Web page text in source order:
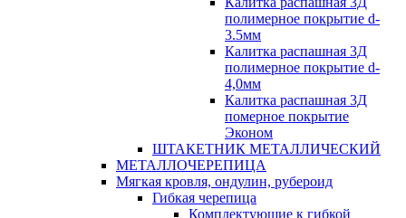
полимерное покрытие d-
3.5мм
Калитка распашная 3Д
полимерное покрытие d-
4,0мм
Калитка распашная 3Д
померное покрытие
Эконом
ШТАКЕТНИК МЕТАЛЛИЧЕСКИЙ
МЕТАЛЛОЧЕРЕПИЦА
Мягкая кровля, ондулин, рубероид
Гибкая черепица
Комплектующие к гибкой